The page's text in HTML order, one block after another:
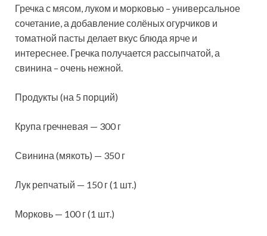
Гречка с мясом, луком и морковью – универсальное
сочетание, а добавление солёных огурчиков и
томатной пасты делает вкус блюда ярче и
интереснее. Гречка получается рассыпчатой, а
свинина – очень нежной.
Продукты (на 5 порций)
Крупа гречневая — 300 г
Свинина (мякоть) — 350 г
Лук репчатый — 150 г (1 шт.)
Морковь — 100 г (1 шт.)